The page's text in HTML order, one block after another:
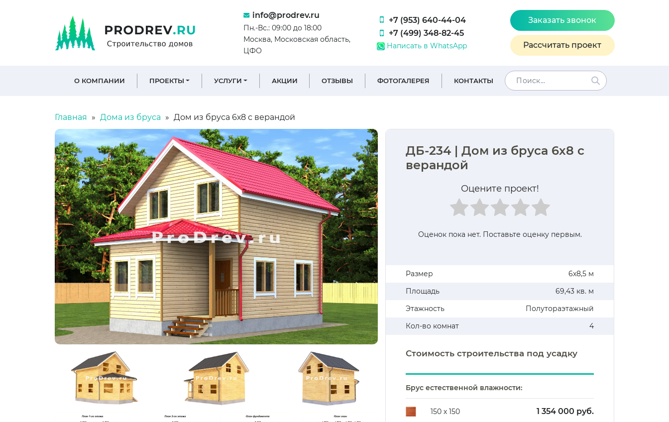
info@prodrev.ru
Пн.-Вс.: 09:00 до 18:00
Москва, Московская область,
ЦФО
+7 (953) 640-44-04
+7 (499) 348-82-45
Написать в WhatsApp
Заказать звонок
Рассчитать проект
О КОМПАНИИ ПРОЕКТЫ УСЛУГИ АКЦИИ ОТЗЫВЫ ФОТОГАЛЕРЕЯ КОНТАКТЫ
Главная Дома из бруса Дом из бруса 6х8 с верандой
ДБ-234 | Дом из бруса 6х8 с
верандой
Оцените проект!
Оценок пока нет. Поставьте оценку первым.
Размер
6х8,5 м
Площадь
69,43 кв. м
Этажность
Полутораэтажный
Кол-во комнат
4
Стоимость строительства под усадку
Брус естественной влажности:
150 х 150 1 354 000 руб.